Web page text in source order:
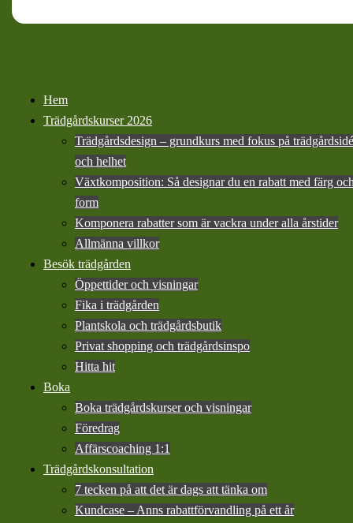
Hem
Trädgårdskurser 2026
Trädgårdsdesign – grundkurs med fokus på trädgårdsidé
och helhet
Växtkomposition: Så designar du en rabatt med färg
form
Komponera rabatter som är vackra under alla årstider
Allmänna villkor
Besök trädgården
Öppettider och visningar
Fika i trädgården
Plantskola och trädgårdsbutik
Privat shopping och trädgårdsinspo
Hitta hit
Boka
Boka trädgårdskurser och visningar
Föredrag
Affärscoaching 1:1
Trädgårdskonsultation
7 tecken på att det är dags att tänka om
Kundcase – Anns rabattförvandling på ett år